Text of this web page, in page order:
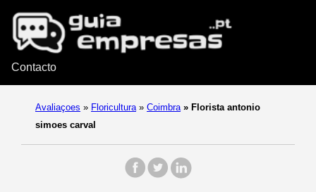
Contacto
Avaliaçoes » Floricultura » Coimbra » Florista antonio
simoes carval